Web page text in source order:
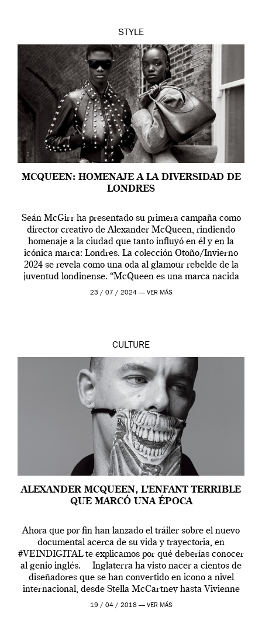
STYLE
MCQUEEN: HOMENAJE A LA DIVERSIDAD DE
LONDRES
Seán McGirr ha presentado su primera campaña como
director creativo de Alexander McQueen, rindiendo
homenaje a la ciudad que tanto influyó en él y en la
icónica marca: Londres. La colección Otoño/Invierno
2024 se revela como una oda al glamour rebelde de la
juventud londinense. “McQueen es una marca nacida
en Londres y siempre ha […]
23 / 07 / 2024 — VER MÁS
CULTURE
ALEXANDER MCQUEEN, L’ENFANT TERRIBLE
QUE MARCÓ UNA ÉPOCA
Ahora que por fin han lanzado el tráiler sobre el nuevo
documental acerca de su vida y trayectoria, en
#VEINDIGITAL te explicamos por qué deberías conocer
al genio inglés. Inglaterra ha visto nacer a cientos de
diseñadores que se han convertido en icono a nivel
internacional, desde Stella McCartney hasta Vivienne
Westwood pasando […]
19 / 04 / 2018 — VER MÁS